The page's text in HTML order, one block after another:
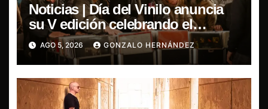
Noticias | Día del Vinilo anuncia
su V edición celebrando el
regreso del 7″ fabricado en Chile
AGO 5, 2026 GONZALO HERNÁNDEZ